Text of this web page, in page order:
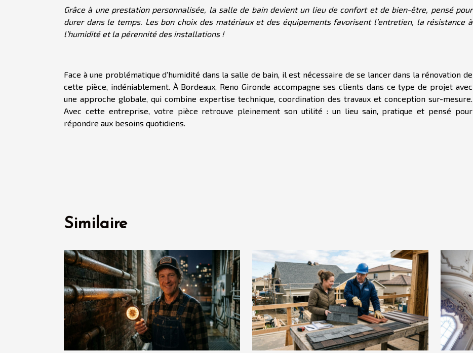
Grâce à une prestation personnalisée, la salle de bain devient un lieu de confort et de bien-être, pensé pour
durer dans le temps. Les bon choix des matériaux et des équipements favorisent l’entretien, la résistance à
l’humidité et la pérennité des installations !
Face à une problématique d’humidité dans la salle de bain, il est nécessaire de se lancer dans la rénovation de
cette pièce, indéniablement. À Bordeaux, Reno Gironde accompagne ses clients dans ce type de projet avec
une approche globale, qui combine expertise technique, coordination des travaux et conception sur-mesure.
Avec cette entreprise, votre pièce retrouve pleinement son utilité : un lieu sain, pratique et pensé pour
répondre aux besoins quotidiens.
Similaire